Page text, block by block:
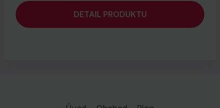
DETAIL PRODUKTU